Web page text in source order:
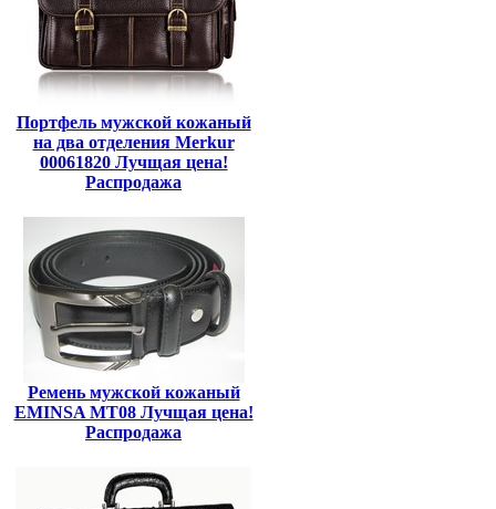
Портфель мужской кожаный
на два отделения Merkur
00061820 Лучщая цена!
Распродажа
Ремень мужской кожаный
EMINSA MT08 Лучщая цена!
Распродажа